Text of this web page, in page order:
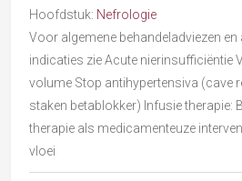
Hoofdstuk: Nefrologie
Voor algemene behandeladviezen en
indicaties zie Acute nierinsufficiëntie
volume Stop antihypertensiva (cave
staken betablokker) Infusie therapie:
therapie als medicamenteuze
vloei